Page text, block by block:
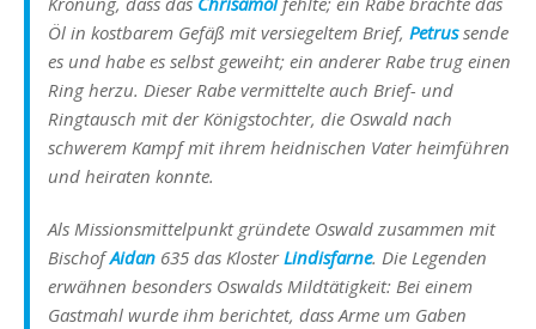
Öl in kostbarem Gefäß mit versiegeltem Brief, Petrussende
es und habe es selbst geweiht; ein anderer Rabe trug einen
Ring herzu. Dieser Rabe vermittelte auch Brief- und
Ringtausch mit der Königstochter, die Oswald nach
schwerem Kampf mit ihrem heidnischen Vater heimführen
und heiraten konnte.
Als Missionsmittelpunkt gründete Oswald zusammen mit
BischofAidan 635 das KlosterLindisfarne. Die Legenden
erwähnen besonders Oswalds Mildtätigkeit: Bei einem
Gastmahl wurde ihm berichtet, dass Arme um Gaben